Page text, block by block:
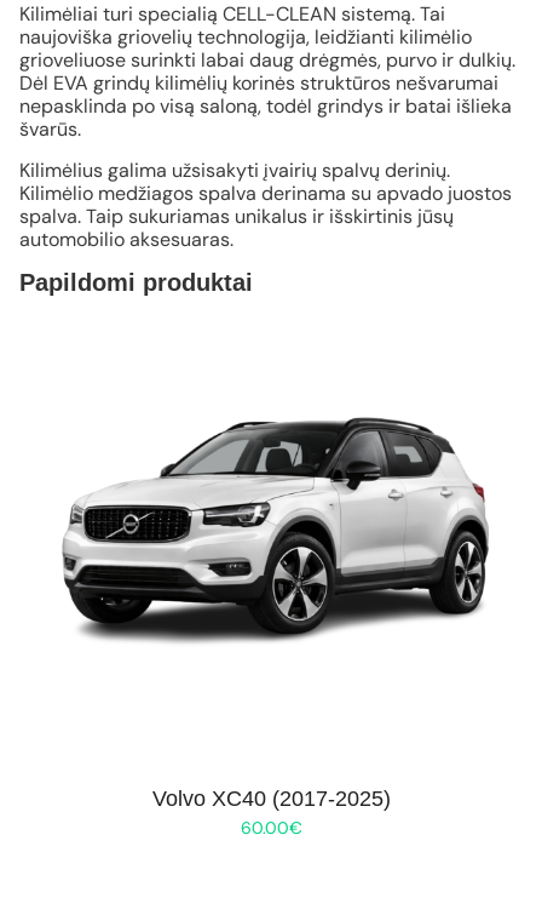
Kilimėliai turi specialią CELL-CLEAN sistemą. Tai
naujoviška griovelių technologija, leidžianti kilimėlio
grioveliuose surinkti labai daug drėgmės, purvo ir dulkių.
Dėl EVA grindų kilimėlių korinės struktūros nešvarumai
nepasklinda po visą saloną, todėl grindys ir batai išlieka
švarūs.
Kilimėlius galima užsisakyti įvairių spalvų derinių.
Kilimėlio medžiagos spalva derinama su apvado juostos
spalva. Taip sukuriamas unikalus ir išskirtinis jūsų
automobilio aksesuaras.
Papildomi produktai
Volvo XC40 (2017-2025)
60.00€